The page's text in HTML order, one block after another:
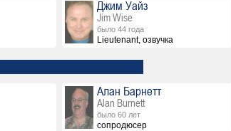
Джим Уайз
Jim Wise
было 44 года
Lieutenant, озвучка
Алан Барнетт
Alan Burnett
было 60 лет
сопродюсер